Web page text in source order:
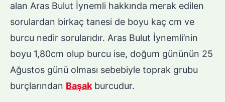
alan Aras Bulut İynemli hakkında merak edilen
sorulardan birkaç tanesi de boyu kaç cm ve
burcu nedir sorularıdır. Aras Bulut İynemli’nin
boyu 1,80cm olup burcu ise, doğum gününün 25
Ağustos günü olması sebebiyle toprak grubu
burçlarından Başakburcudur.